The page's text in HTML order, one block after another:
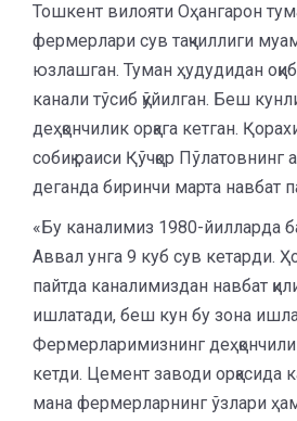
Тошкент вилояти Оҳангарон
фермерлари сув тақчиллиги
юзлашган. Туман ҳудудидан оқиб
канали тўсиб қўйилган. Беш
деҳқончилик орқага кетган.
собиқ раиси Қўчқор Пўлатовнинг
деганда биринчи марта навбат
«Бу каналимиз 1980-йилларда
Аввал унга 9 куб сув кетарди.
пайтда каналимиздан навбат
ишлатади, беш кун бу зона
Фермерларимизнинг
кетди. Цемент заводи орқасида
мана фермерларнинг ўзлари